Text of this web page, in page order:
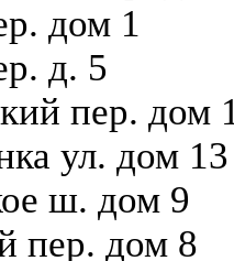
дом 1
д. 5
пер. дом
ул. дом 13
ш. дом 9
пер. дом 8